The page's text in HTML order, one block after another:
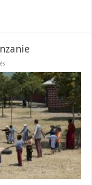
de
solidarité
en
Tanzanie